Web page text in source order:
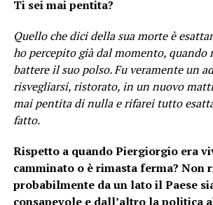
Ti sei mai pentita?
Quello che dici della sua morte è
ho percepito già dal momento,
battere il suo polso. Fu veramente un
risvegliarsi, ristorato, in un nuovo
mai pentita di nulla e rifarei tutto
fatto.
Rispetto a quando Piergiorgio era
camminato o è rimasta ferma? Non
probabilmente da un lato il Paese
consapevole e dall’altro la politica